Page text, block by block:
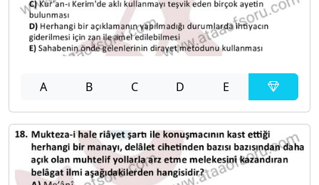
A B C D E